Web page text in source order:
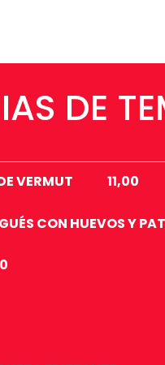
DE
DE VERMUT 11,00
CON HUEVOS Y